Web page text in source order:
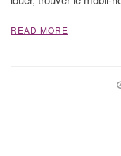
READ MORE